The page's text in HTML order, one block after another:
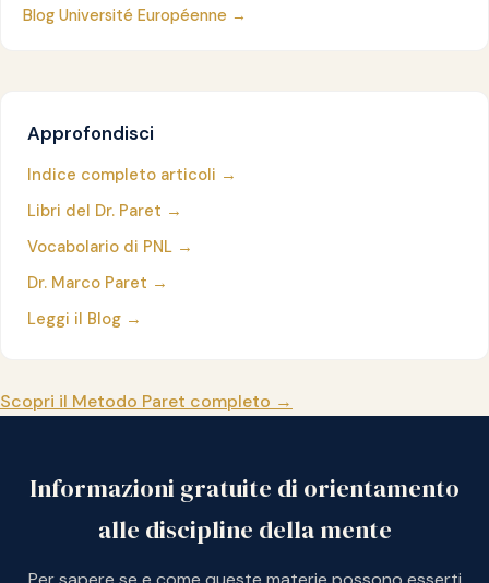
Blog Université Européenne →
Approfondisci
Indice completo articoli →
Libri del Dr. Paret →
Vocabolario di PNL →
Dr. Marco Paret →
Leggi il Blog →
Scopri il Metodo Paret completo →
Informazioni gratuite di orientamento
alle discipline della mente